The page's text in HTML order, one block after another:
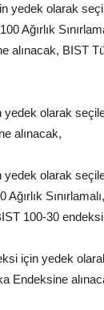
yedek olarak
Ağırlık
alınacak, BIST
olarak
alınacak,
olarak
100-30
için yedek
Endeksine